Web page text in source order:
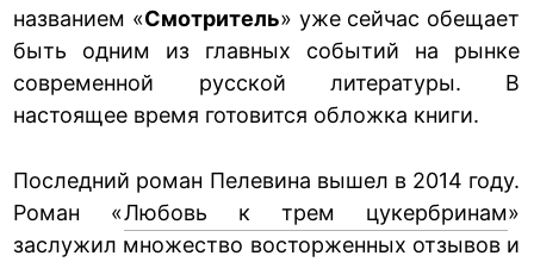
названием «Смотритель» уже сейчас обещает
быть одним из главных событий на рынке
современной русской литературы. В
настоящее время готовится обложка книги.
Последний роман Пелевина вышел в 2014 году.
Роман «Любовь к трем цукербринам»
заслужил множество восторженных отзывов и